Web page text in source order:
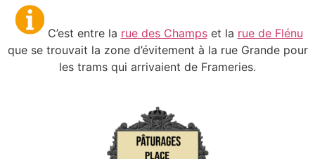
C’est entre la rue des Champset la rue de Flénu
que se trouvait la zone d’évitement à la rue Grande pour
les trams qui arrivaient de Frameries.